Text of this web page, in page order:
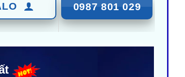
0987 801 029